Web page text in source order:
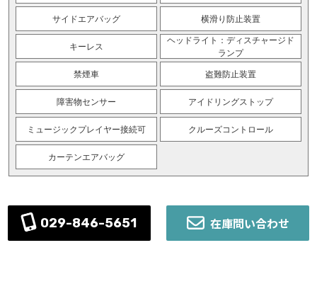
サイドエアバッグ 横滑り防止装置
キーレス
ヘッドライト：ディスチャージド
ランプ
禁煙車 盗難防止装置
障害物センサー アイドリングストップ
ミュージックプレイヤー接続可 クルーズコントロール
カーテンエアバッグ
029-846-5651 在庫問い合わせ